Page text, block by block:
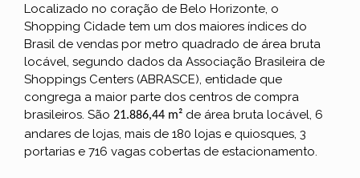
Localizado no coração de Belo Horizonte, o
Shopping Cidade tem um dos maiores índices do
Brasil de vendas por metro quadrado de área bruta
locável, segundo dados da Associação Brasileira de
Shoppings Centers (ABRASCE), entidade que
congrega a maior parte dos centros de compra
brasileiros. São 21.886,44 m²de área bruta locável, 6
andares de lojas, mais de 180 lojas e quiosques, 3
portarias e 716 vagas cobertas de estacionamento.